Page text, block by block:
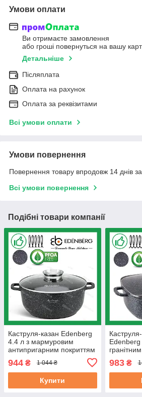
Умови оплати
Ви отримаєте замовлення
або гроші повернуться на вашу
Детальніше
Післяплата
Оплата на рахунок
Оплата за реквізитами
Всі умови оплати
Умови повернення
Повернення товару впродовж 14 днів
Всі умови повернення
Подібні товари компанії
Каструля-казан Edenberg
4.4 л з мармуровим
антипригарним покриттям
литий алюміній 24 см (EB-
8118)
944 ₴ 1 044 ₴
Купити
алюмінію
983₴